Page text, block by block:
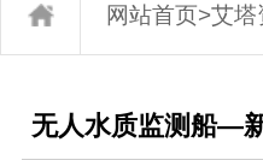
网站首页>艾塔
无人水质监测船—